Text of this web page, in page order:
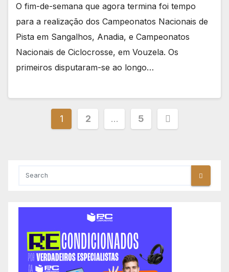
O fim-de-semana que agora termina foi tempo
para a realização dos Campeonatos Nacionais de
Pista em Sangalhos, Anadia, e Campeonatos
Nacionais de Ciclocrosse, em Vouzela. Os
primeiros disputaram-se ao longo…
Paginação
1 2 … 5